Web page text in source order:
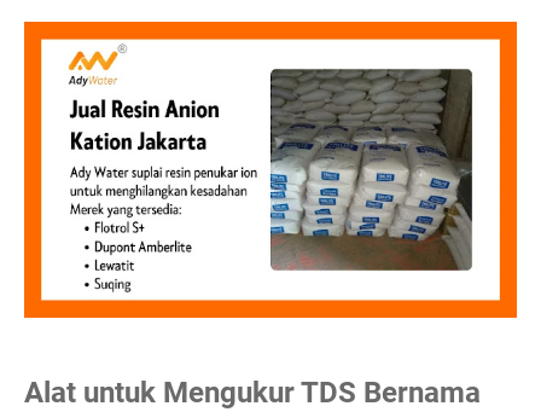
Alat untuk Mengukur TDS Bernama